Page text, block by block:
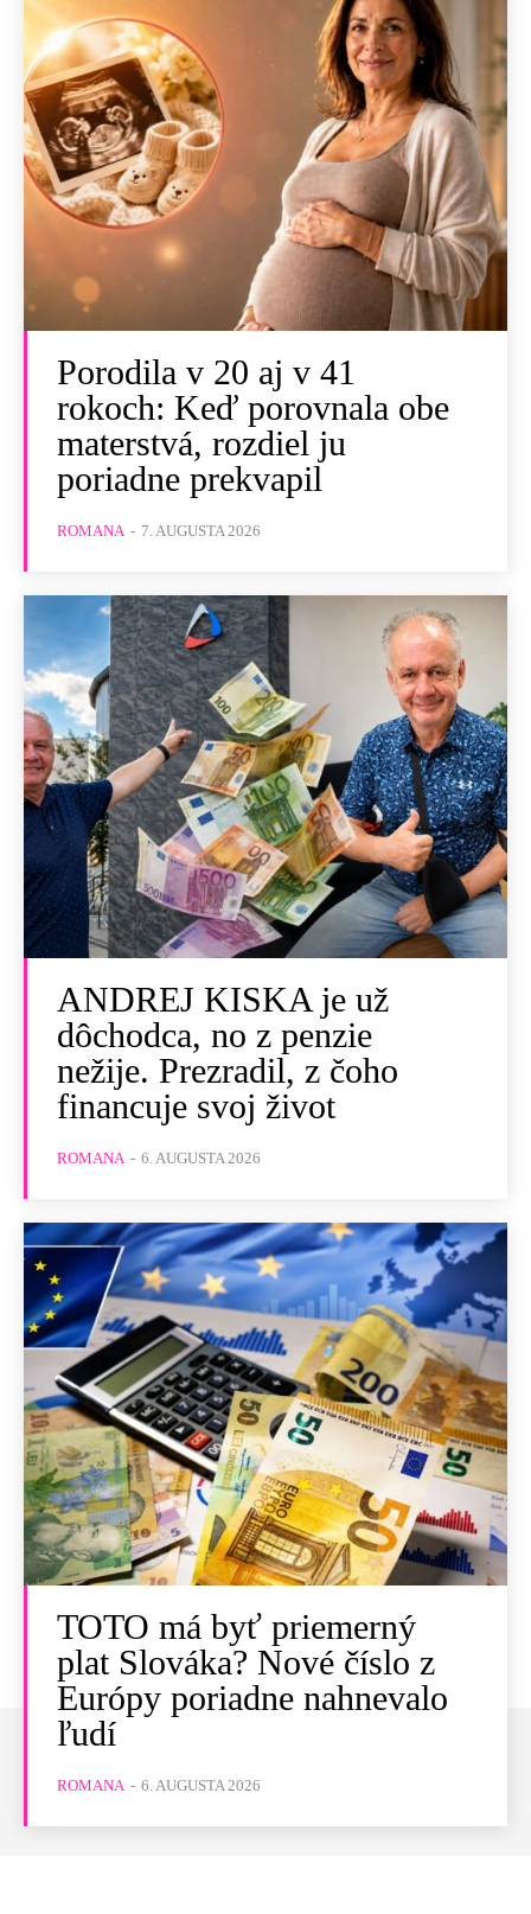
Porodila v 20 aj v 41
rokoch: Keď porovnala obe
materstvá, rozdiel ju
poriadne prekvapil
ROMANA - 7. AUGUSTA 2026
ANDREJ KISKA je už
dôchodca, no z penzie
nežije. Prezradil, z čoho
financuje svoj život
ROMANA - 6. AUGUSTA 2026
TOTO má byť priemerný
plat Slováka? Nové číslo z
Európy poriadne nahnevalo
ľudí
ROMANA - 6. AUGUSTA 2026